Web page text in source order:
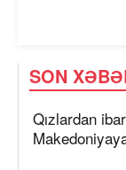
SON
Qızlardan